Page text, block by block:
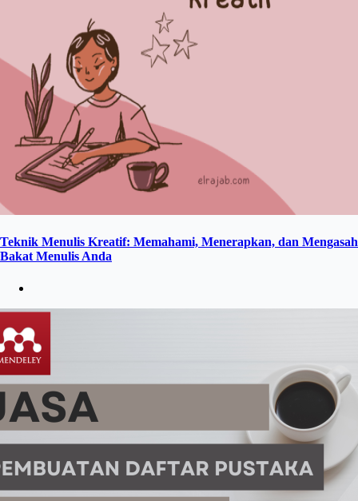
Teknik Menulis Kreatif: Memahami, Menerapkan, dan Mengasah
Bakat Menulis Anda